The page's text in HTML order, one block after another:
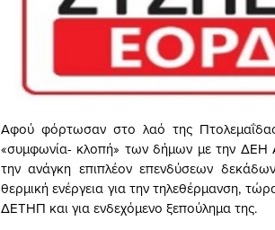
Αφού φόρτωσαν στο λαό της
«συμφωνία- κλοπή» των δήμων με την ΔΕΗ
την ανάγκη επιπλέον επενδύσεων
θερμική ενέργεια για την τηλεθέρμανση,
ΔΕΤΗΠ και για ενδεχόμενο ξεπούλημα της.